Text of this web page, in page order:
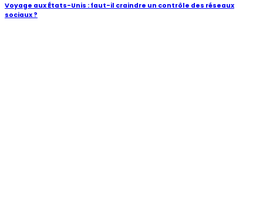
Voyage aux États-Unis : faut-il craindre un contrôle des réseaux
sociaux ?